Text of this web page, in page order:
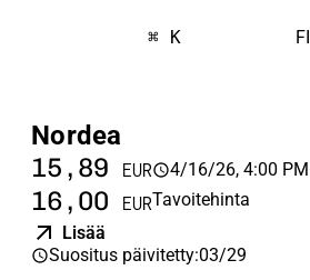
⌘ K FI
Nordea
15,89 EUR 4/16/26, 4:00 PM
16,00 EURTavoitehinta
Lisää
Suositus päivitetty:03/29